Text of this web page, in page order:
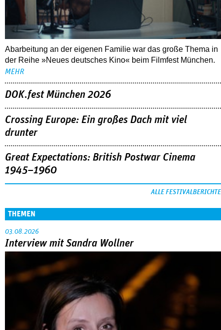
Abarbeitung an der eigenen Familie war das große Thema in
der Reihe »Neues deutsches Kino« beim Filmfest München.
MEHR
DOK.fest München 2026
Crossing Europe: Ein großes Dach mit viel
drunter
Great Expectations: British Postwar Cinema
1945–1960
ALLE FESTIVALBERICHTE
THEMEN
03.08.2026
Interview mit Sandra Wollner